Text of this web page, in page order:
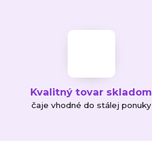
Kvalitný tovar skladom
čaje vhodné do stálej ponuky